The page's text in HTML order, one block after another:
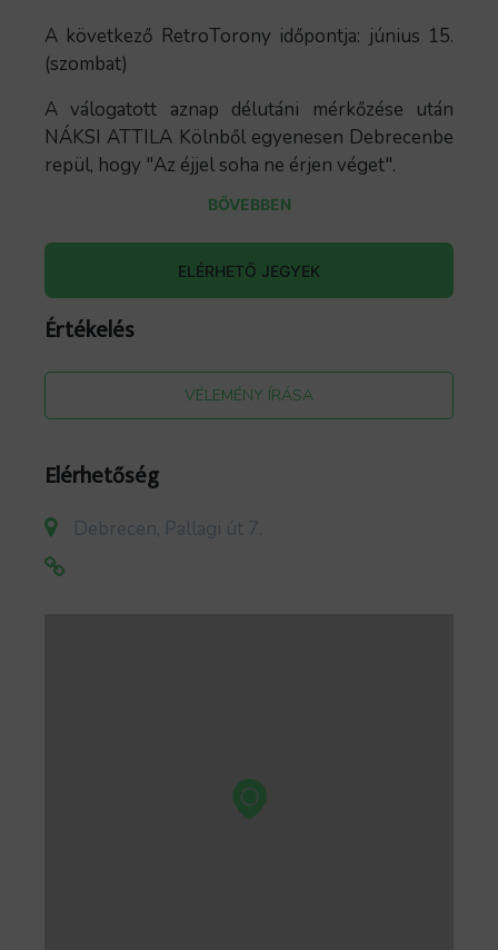
A következő RetroTorony időpontja: június 15.
(szombat)
A válogatott aznap délutáni mérkőzése után
NÁKSI ATTILA Kölnből egyenesen Debrecenbe
repül, hogy "Az éjjel soha ne érjen véget".
BŐVEBBEN
ELÉRHETŐ JEGYEK
Értékelés
VÉLEMÉNY ÍRÁSA
Elérhetőség
Debrecen, Pallagi út 7.